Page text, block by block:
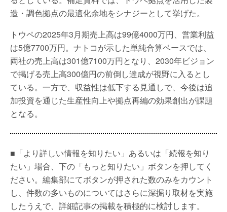
造・調色拠点の最適化余地をシナジーとして挙げた。
トウペの2025年3月期売上高は99億4000万円、営業利益
は5億7700万円。ナトコが示した単純合算ベースでは、
両社の売上高は301億7100万円となり、2030年ビジョン
で掲げる売上高300億円の前倒し達成が視野に入るとし
ている。一方で、収益性は低下する見通しで、今後は追
加投資を通じた生産性向上や拠点再編の効果創出が課題
となる。
■「より詳しい情報を知りたい」あるいは「続報を知り
たい」場合、下の「もっと知りたい」ボタンを押してく
ださい。編集部にてボタンが押された数のみをカウント
し、件数の多いものについてはさらに深掘り取材を実施
したうえで、詳細記事の掲載を積極的に検討します。